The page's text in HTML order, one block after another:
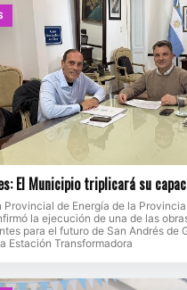
El Municipio triplicará su
Provincial de Energía de la
la ejecución de una de las
para el futuro de San Andrés de
Estación Transformadora